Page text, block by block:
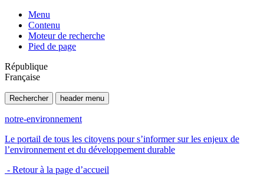
Menu
Contenu
Moteur de recherche
Pied de page
République
Française
Rechercher header menu
notre-environnement
Le portail de tous les citoyens pour s’informer sur les enjeux de
l’environnement et du développement durable
- Retour à la page d’accueil